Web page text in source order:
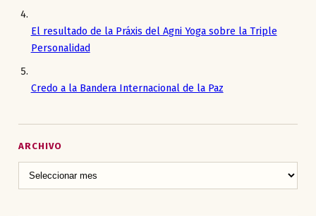
El resultado de la Práxis del Agni Yoga sobre la Triple
Personalidad
Credo a la Bandera Internacional de la Paz
ARCHIVO